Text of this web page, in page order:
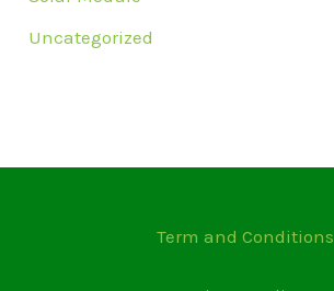
Uncategorized
Term and Conditions